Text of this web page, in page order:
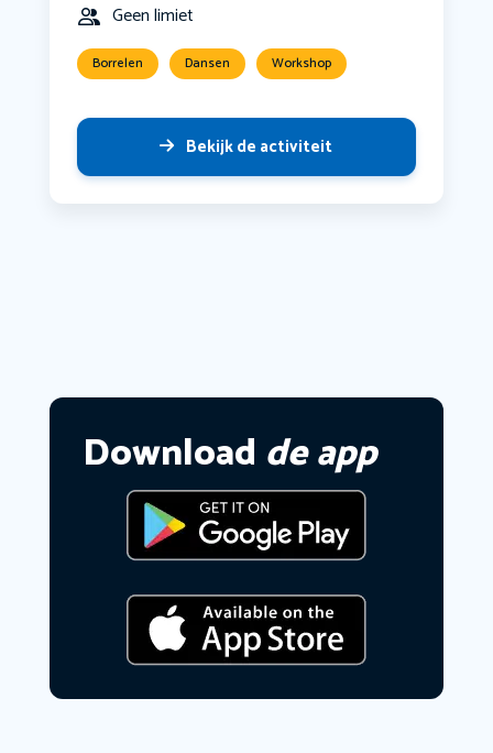
Geen limiet
Borrelen Dansen Workshop
Bekijk de activiteit
Download de app